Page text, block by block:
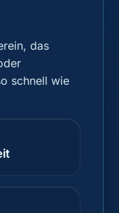
das
schnell wie